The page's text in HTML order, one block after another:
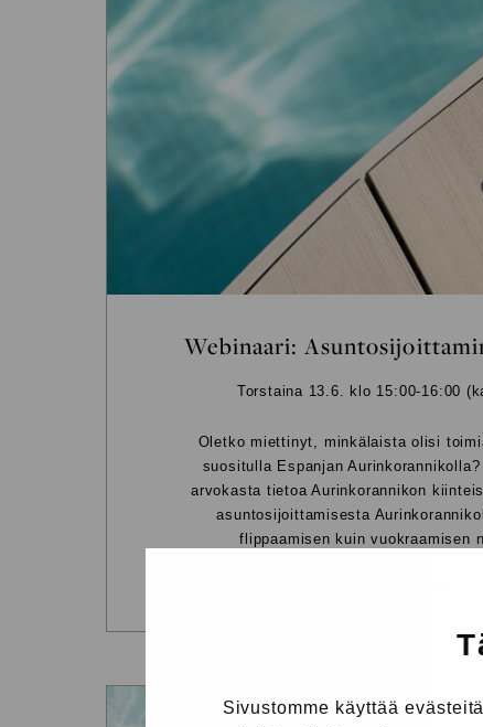
Sivustomme käyttää
Webinaari:
Torstaina 13.6. klo 15:00-16:00
Oletko miettinyt, minkälaista olisi
suositulla Espanjan
arvokasta tietoa Aurinkorannikon
asuntosijoittamisesta
flippaamisen kuin vuokraamisen